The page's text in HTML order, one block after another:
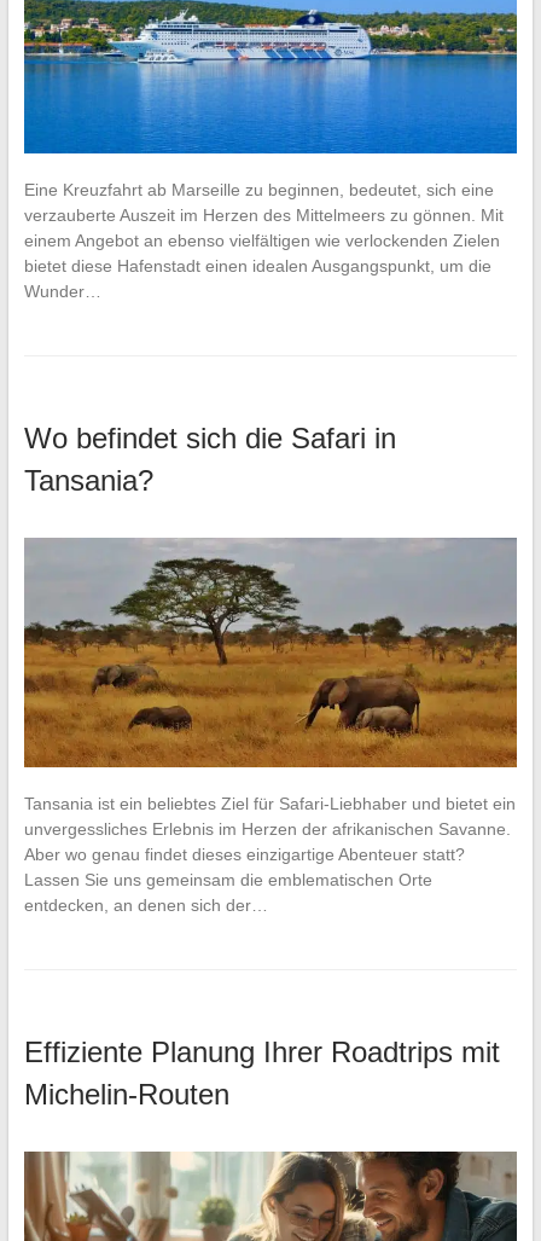
Eine Kreuzfahrt ab Marseille zu beginnen, bedeutet, sich eine
verzauberte Auszeit im Herzen des Mittelmeers zu gönnen. Mit
einem Angebot an ebenso vielfältigen wie verlockenden Zielen
bietet diese Hafenstadt einen idealen Ausgangspunkt, um die
Wunder…
Wo befindet sich die Safari in
Tansania?
Tansania ist ein beliebtes Ziel für Safari-Liebhaber und bietet ein
unvergessliches Erlebnis im Herzen der afrikanischen Savanne.
Aber wo genau findet dieses einzigartige Abenteuer statt?
Lassen Sie uns gemeinsam die emblematischen Orte
entdecken, an denen sich der…
Effiziente Planung Ihrer Roadtrips mit
Michelin-Routen